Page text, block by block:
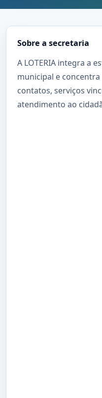
Sobre a secretaria
A LOTERIA integra a
municipal e
contatos, serviços
atendimento ao